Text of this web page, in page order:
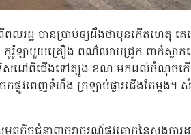
លរដ្ឋ បានប្រាប់ឲ្យដឹងថាមុនកើតហេតុ
កូរ៉ូឡាមួយគ្រឿង ពណ៌ឈាមជ្រូក ពាក់ស្លា
ទិសដៅពីជើងទៅត្បូង ខណៈមកដល់ចំណុចកើ
កផ្លូវពេញទំហឹង ក្រឡាប់ផ្ងារជើងតែម្តង
កិច្ចជំនាញចរាចរណ៍ផ្លូវគោកនៃស្នងការដ្ឋ